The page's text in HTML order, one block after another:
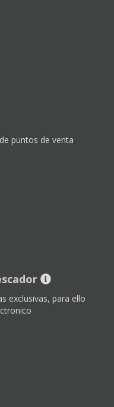
puntos de venta
exclusivas, para ello